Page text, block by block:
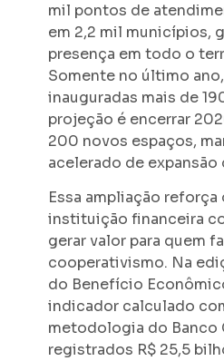
mil pontos de
em 2,2 mil municípios,
presença em todo o
Somente no último
inauguradas mais de
projeção é encerrar
200 novos espaços,
acelerado de expansão
Essa ampliação
instituição financeira
gerar valor para quem
cooperativismo. Na
do Benefício
indicador calculado
metodologia do Banco
registrados R$ 25,5